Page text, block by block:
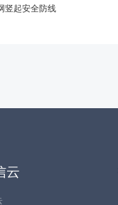
竖起安全防线
云